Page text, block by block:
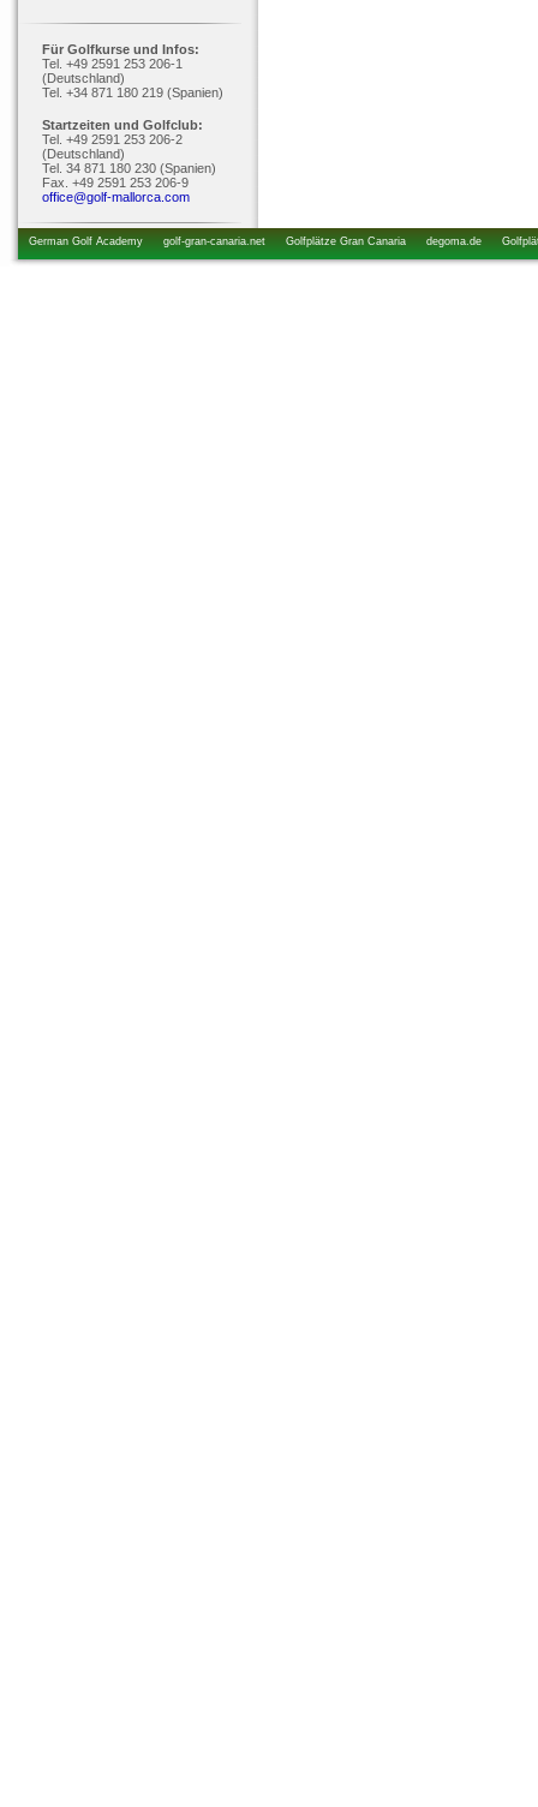
Für Golfkurse und Infos:
Tel. +49 2591 253 206-1
(Deutschland)
Tel. +34 871 180 219 (Spanien)
Startzeiten und Golfclub:
Tel. +49 2591 253 206-2
(Deutschland)
Tel. 34 871 180 230 (Spanien)
Fax. +49 2591 253 206-9
office@golf-mallorca.com
German Golf Academy golf-gran-canaria.net Golfplätze Gran Canaria degoma.de
startzeiten.de golfkurs-urlaub.de